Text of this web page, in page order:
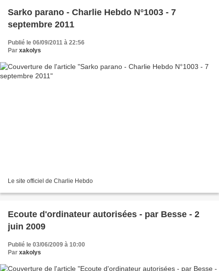
Sarko parano - Charlie Hebdo N°1003 - 7
septembre 2011
Publié le 06/09/2011 à 22:56
Par xakolys
Le site officiel de Charlie Hebdo
Ecoute d'ordinateur autorisées - par Besse - 2
juin 2009
Publié le 03/06/2009 à 10:00
Par xakolys